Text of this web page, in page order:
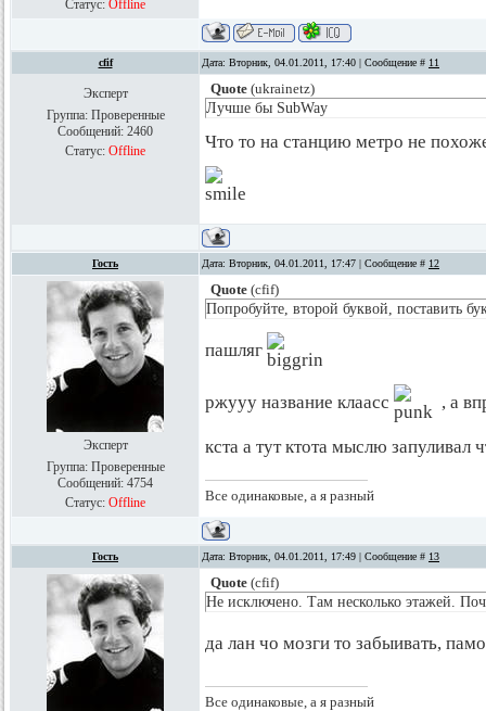
Статус: Offline
cfif Дата: Вторник, 04.01.2011, 17:40 | Сообщение # 11
Эксперт
Группа: Проверенные
Сообщений: 2460
Статус: Offline
Quote (ukrainetz)
Лучше бы SubWay
Что то на станцию метро не
Гость Дата: Вторник, 04.01.2011, 17:47 | Сообщение # 12
Эксперт
Группа: Проверенные
Сообщений: 4754
Статус: Offline
Quote (cfif)
Попробуйте, второй буквой, поставить
пашляг
ржууу название клаасс , а
кста а тут ктота мыслю запуливал
Все одинаковые, а я разный
Гость Дата: Вторник, 04.01.2011, 17:49 | Сообщение # 13
Quote (cfif)
Не исключено. Там несколько этажей.
да лан чо мозги то забыивать,
Все одинаковые, а я разный